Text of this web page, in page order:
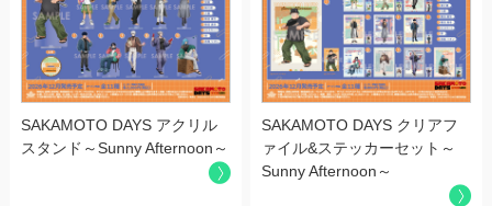
2025.02.21
【重要なお知らせ】弊社商品の模倣品、コピー商品にご注意くだ
さい
2025.02.20
弊社開発商品の発売中止のご連絡
SAKAMOTO DAYS アクリル
スタンド～Sunny Afternoon～
SAKAMOTO DAYS クリアフ
ァイル&ステッカーセット～
Sunny Afternoon～